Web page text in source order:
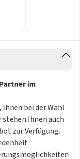
im
Ihnen bei der Wahl
Ihnen auch
zur Verfügung.